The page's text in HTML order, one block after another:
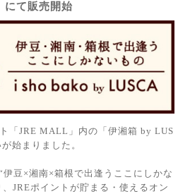
にて販売開始
「JRE MALL」内の「伊湘箱 by LUS
始まりました。
伊豆×湘南×箱根で出逢うここにしかな
JREポイントが貯まる・使えるオン